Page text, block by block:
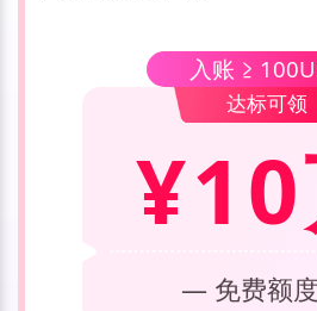
入账 ≥
达标可领
— 免费额